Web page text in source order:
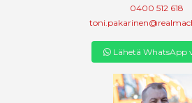
0400 512 618
Lähetä WhatsApp